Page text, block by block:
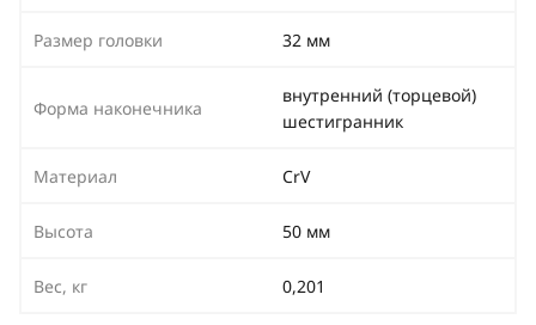
Размер головки 32 мм
Форма наконечника
внутренний (торцевой)
шестигранник
Материал CrV
Высота 50 мм
Вес, кг 0,201